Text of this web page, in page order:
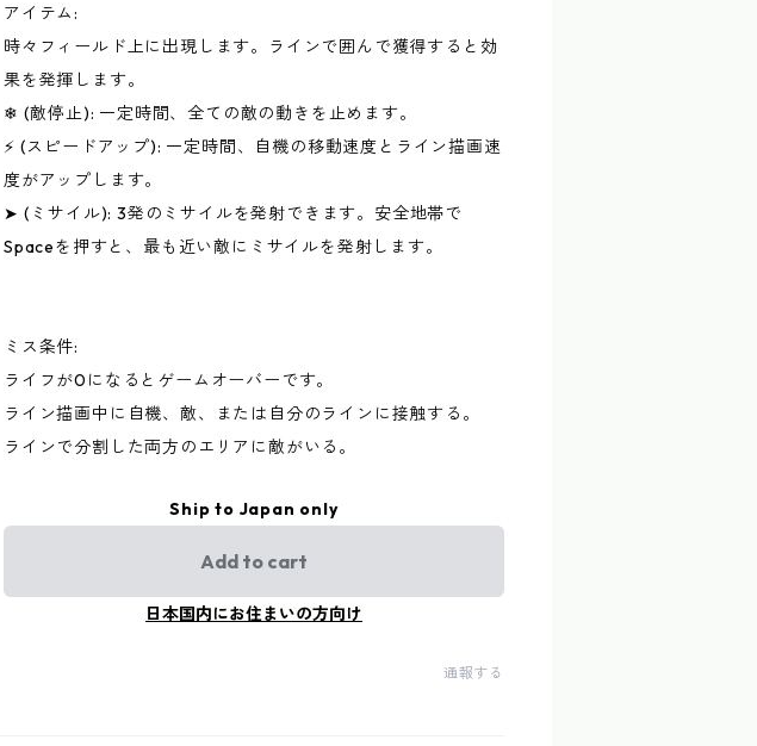
アイテム:
時々フィールド上に出現します。ラインで囲んで獲得すると効
果を発揮します。
❄ (敵停止): 一定時間、全ての敵の動きを止めます。
⚡ (スピードアップ): 一定時間、自機の移動速度とライン描画速
度がアップします。
➤ (ミサイル): 3発のミサイルを発射できます。安全地帯で
Spaceを押すと、最も近い敵にミサイルを発射します。
ミス条件:
ライフが0になるとゲームオーバーです。
ライン描画中に自機、敵、または自分のラインに接触する。
ラインで分割した両方のエリアに敵がいる。
Ship to Japan only
Add to cart
日本国内にお住まいの方向け
通報する